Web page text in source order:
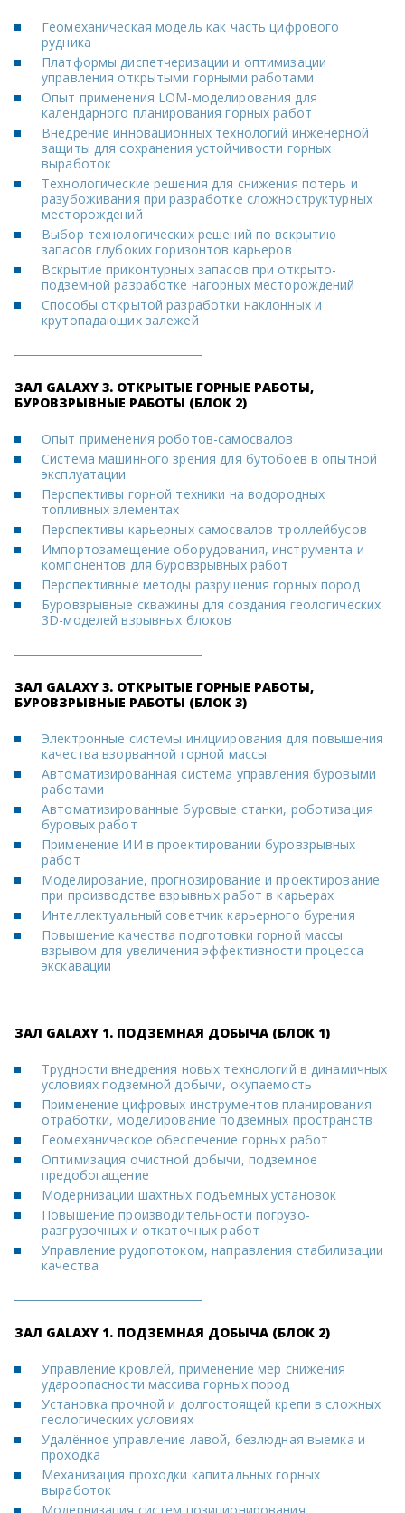
Геомеханическая модель как часть цифрового
рудника
Платформы диспетчеризации и оптимизации
управления открытыми горными работами
Опыт применения LOM-моделирования для
календарного планирования горных работ
Внедрение инновационных технологий инженерной
защиты для сохранения устойчивости горных
выработок
Технологические решения для снижения потерь и
разубоживания при разработке сложноструктурных
месторождений
Выбор технологических решений по вскрытию
запасов глубоких горизонтов карьеров
Вскрытие приконтурных запасов при открыто-
подземной разработке нагорных месторождений
Способы открытой разработки наклонных и
крутопадающих залежей
ЗАЛ GALAXY 3. ОТКРЫТЫЕ ГОРНЫЕ РАБОТЫ,
БУРОВЗРЫВНЫЕ РАБОТЫ (БЛОК 2)
Опыт применения роботов-самосвалов
Система машинного зрения для бутобоев в опытной
эксплуатации
Перспективы горной техники на водородных
топливных элементах
Перспективы карьерных самосвалов-троллейбусов
Импортозамещение оборудования, инструмента и
компонентов для буровзрывных работ
Перспективные методы разрушения горных пород
Буровзрывные скважины для создания геологических
3D-моделей взрывных блоков
ЗАЛ GALAXY 3. ОТКРЫТЫЕ ГОРНЫЕ РАБОТЫ,
БУРОВЗРЫВНЫЕ РАБОТЫ (БЛОК 3)
Электронные системы инициирования для повышения
качества взорванной горной массы
Автоматизированная система управления буровыми
работами
Автоматизированные буровые станки, роботизация
буровых работ
Применение ИИ в проектировании буровзрывных
работ
Моделирование, прогнозирование и проектирование
при производстве взрывных работ в карьерах
Интеллектуальный советчик карьерного бурения
Повышение качества подготовки горной массы
взрывом для увеличения эффективности процесса
экскавации
ЗАЛ GALAXY 1. ПОДЗЕМНАЯ ДОБЫЧА (БЛОК 1)
Трудности внедрения новых технологий в динамичных
условиях подземной добычи, окупаемость
Применение цифровых инструментов планирования
отработки, моделирование подземных пространств
Геомеханическое обеспечение горных работ
Оптимизация очистной добычи, подземное
предобогащение
Модернизации шахтных подъемных установок
Повышение производительности погрузо-
разгрузочных и откаточных работ
Управление рудопотоком, направления стабилизации
качества
ЗАЛ GALAXY 1. ПОДЗЕМНАЯ ДОБЫЧА (БЛОК 2)
Управление кровлей, применение мер снижения
удароопасности массива горных пород
Установка прочной и долгостоящей крепи в сложных
геологических условиях
Удалённое управление лавой, безлюдная выемка и
проходка
Механизация проходки капитальных горных
выработок